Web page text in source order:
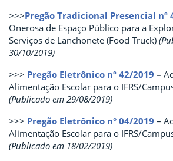
>>>Pregão Tradicional Presencial nº
Onerosa de Espaço Público para a
Serviços de Lanchonete (Food Truck)
30/10/2019)
>>> Pregão Eletrônico nº 42/2019 –
Alimentação Escolar para o IFRS/
(Publicado em 29/08/2019)
>>> Pregão Eletrônico n° 04/2019 –
Alimentação Escolar para o IFRS/
(Publicado em 18/02/2019)